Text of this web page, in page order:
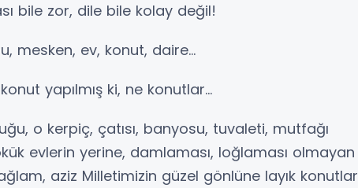
bile zor, dile bile kolay değil!
mesken, ev, konut, daire…
yapılmış ki, ne konutlar…
o kerpiç, çatısı, banyosu, tuvaleti, mutfağı
evlerin yerine, damlaması, loğlaması olmayan
aziz Milletimizin güzel gönlüne layık konutlar